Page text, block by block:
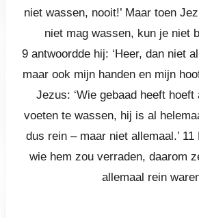
niet wassen, nooit!’ Maar toen
niet mag wassen, kun je niet
9 antwoordde hij: ‘Heer, dan niet
maar ook mijn handen en mijn
Jezus: ‘Wie gebaad heeft hoeft
voeten te wassen, hij is al
dus rein – maar niet allemaal.’
wie hem zou verraden, daarom
allemaal rein